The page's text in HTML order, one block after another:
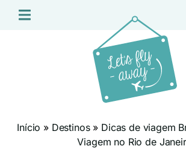
Início » Destinos» Dicas de viagem
Viagem no Rio de